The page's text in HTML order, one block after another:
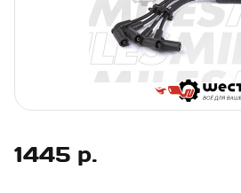
1445 р.